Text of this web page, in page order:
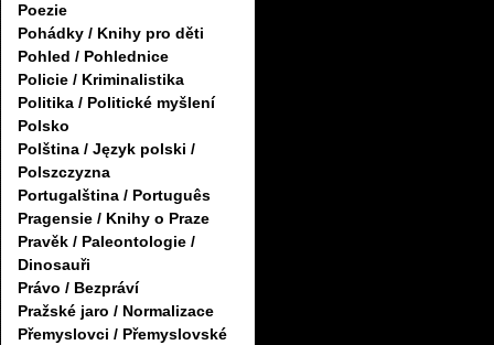
Poezie
Pohádky / Knihy pro děti
Pohled / Pohlednice
Policie / Kriminalistika
Politika / Politické myšlení
Polsko
Polština / Język polski /
Polszczyzna
Portugalština / Português
Pragensie / Knihy o Praze
Pravěk / Paleontologie /
Dinosauři
Právo / Bezpráví
Pražské jaro / Normalizace
Přemyslovci / Přemyslovské